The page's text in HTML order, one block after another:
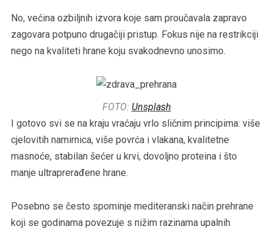
No, većina ozbiljnih izvora koje sam proučavala zapravo
zagovara potpuno drugačiji pristup. Fokus nije na restrikciji
nego na kvaliteti hrane koju svakodnevno unosimo.
FOTO: Unsplash
I gotovo svi se na kraju vraćaju vrlo sličnim principima: više
cjelovitih namirnica, više povrća i vlakana, kvalitetne
masnoće, stabilan šećer u krvi, dovoljno proteina i što
manje ultraprerađene hrane.
Posebno se često spominje mediteranski način prehrane
koji se godinama povezuje s nižim razinama upalnih